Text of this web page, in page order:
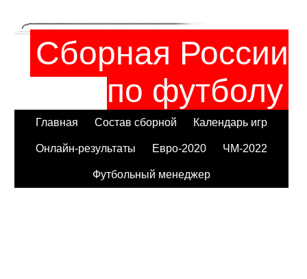
Сборная России
по футболу
Главная Состав сборной Календарь игр
Онлайн-результаты Евро-2020 ЧМ-2022
Футбольный менеджер